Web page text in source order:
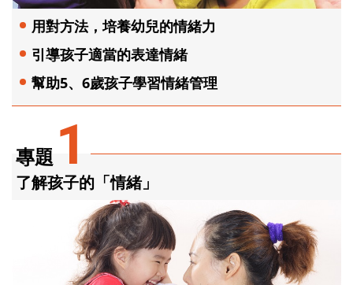
專題 1
了解孩子的「情緒」
用對方法，培養幼兒的情緒力
引導孩子適當的表達情緒
幫助5、6歲孩子學習情緒管理